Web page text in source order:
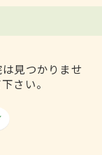
見つかりませ
さい。